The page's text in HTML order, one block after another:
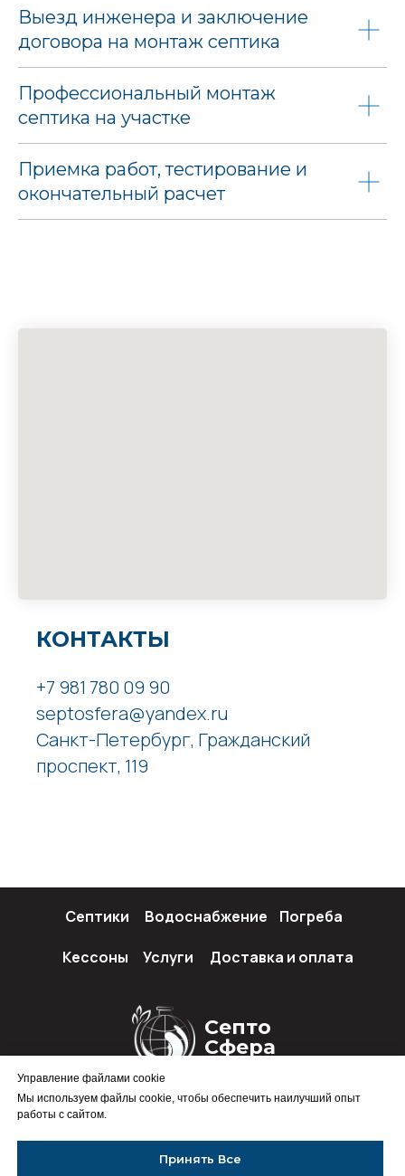
Управление файлами cookie
Мы используем файлы cookie, чтобы обеспечить наилучший опыт
работы с сайтом.
Принять Все
Выезд инженера и заключение
договора на монтаж септика
Профессиональный монтаж
септика на участке
Приемка работ, тестирование и
окончательный расчет
КОНТАКТЫ
+7 981 780 09 90
septosfera@yandex.ru
Санкт-Петербург, Гражданский
проспект, 119
Септо
Сфера
Септики Водоснабжение Погреба
Кессоны Услуги Доставка и оплата
Политика конфиденциальности